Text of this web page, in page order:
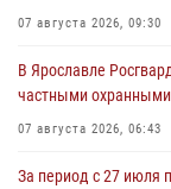
07 августа 2026, 09:30
В Ярославле
частными
07 августа 2026, 06:43
За период с 27 июля